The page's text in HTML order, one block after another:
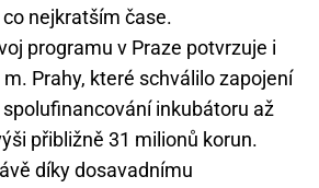
nejkratším čase.
programu v Praze potvrzuje i
Prahy, které schválilo zapojení
inkubátoru až
přibližně 31 milionů korun.
díky dosavadnímu